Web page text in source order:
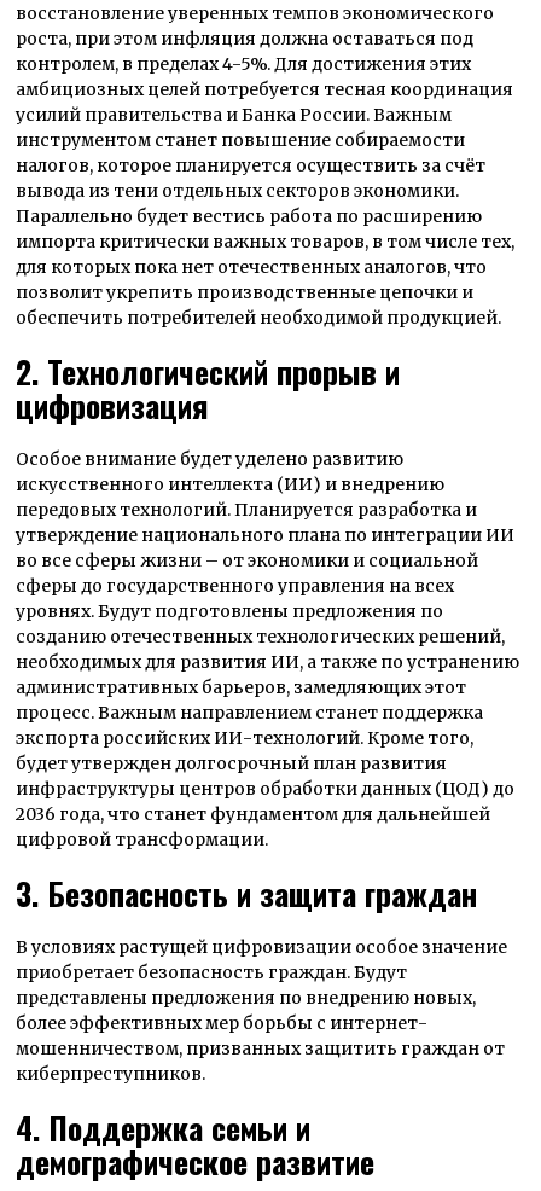
восстановление уверенных темпов экономического
роста, при этом инфляция должна оставаться под
контролем, в пределах 4-5%. Для достижения этих
амбициозных целей потребуется тесная координация
усилий правительства и Банка России. Важным
инструментом станет повышение собираемости
налогов, которое планируется осуществить за счёт
вывода из тени отдельных секторов экономики.
Параллельно будет вестись работа по расширению
импорта критически важных товаров, в том числе тех,
для которых пока нет отечественных аналогов, что
позволит укрепить производственные цепочки и
обеспечить потребителей необходимой продукцией.
2. Технологический прорыв и
цифровизация
Особое внимание будет уделено развитию
искусственного интеллекта (ИИ) и внедрению
передовых технологий. Планируется разработка и
утверждение национального плана по интеграции ИИ
во все сферы жизни – от экономики и социальной
сферы до государственного управления на всех
уровнях. Будут подготовлены предложения по
созданию отечественных технологических решений,
необходимых для развития ИИ, а также по устранению
административных барьеров, замедляющих этот
процесс. Важным направлением станет поддержка
экспорта российских ИИ-технологий. Кроме того,
будет утвержден долгосрочный план развития
инфраструктуры центров обработки данных (ЦОД) до
2036 года, что станет фундаментом для дальнейшей
цифровой трансформации.
3. Безопасность и защита граждан
В условиях растущей цифровизации особое значение
приобретает безопасность граждан. Будут
представлены предложения по внедрению новых,
более эффективных мер борьбы с интернет-
мошенничеством, призванных защитить граждан от
киберпреступников.
4. Поддержка семьи и
демографическое развитие